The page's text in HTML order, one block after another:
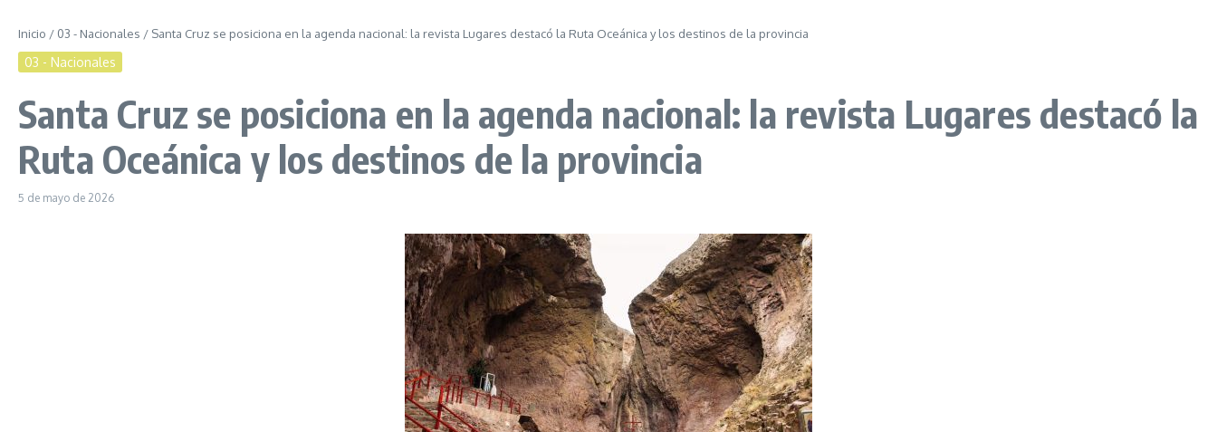
Inicio / 03 - Nacionales / Santa Cruz se posiciona en la agenda nacional: la revista Lugares destacó la Ruta Oceánica y los destinos de la provincia
03 - Nacionales
Santa Cruz se posiciona en la agenda nacional: la revista Lugares destacó la
Ruta Oceánica y los destinos de la provincia
5 de mayo de 2026